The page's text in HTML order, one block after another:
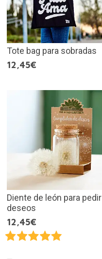
Tote bag para sobradas
12,45€
Diente de león para pedir
deseos
12,45€